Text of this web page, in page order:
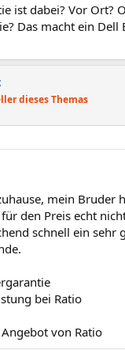
ist dabei? Vor Ort?
Das macht ein Dell
dieses Themas
mein Bruder
den Preis echt
schnell ein sehr
bei Ratio
von Ratio